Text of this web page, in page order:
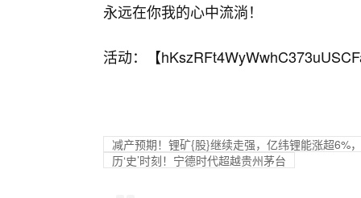
永远在你我的心中流淌！
活动：【
减产预期！锂矿{股}继续走强，亿纬锂能涨超6%
历‘史’时刻！宁德时代超越贵州茅台